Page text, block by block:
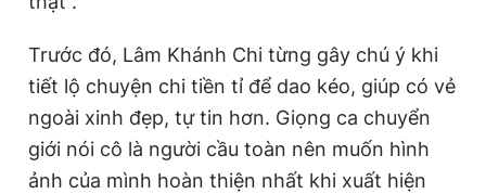
Trước đó, Lâm Khánh Chi từng gây chú ý khi
tiết lộ chuyện chi tiền tỉ để dao kéo, giúp có vẻ
ngoài xinh đẹp, tự tin hơn. Giọng ca chuyển
giới nói cô là người cầu toàn nên muốn hình
ảnh của mình hoàn thiện nhất khi xuất hiện